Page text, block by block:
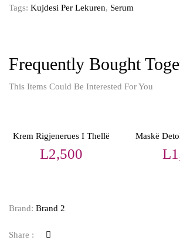
Tags: Kujdesi Per Lekuren, Serum
Frequently Bought
This Items Could Be Interested For You
Krem Rigjenerues I Thellë
L2,500
Maskë
L
Brand: Brand 2
Share :